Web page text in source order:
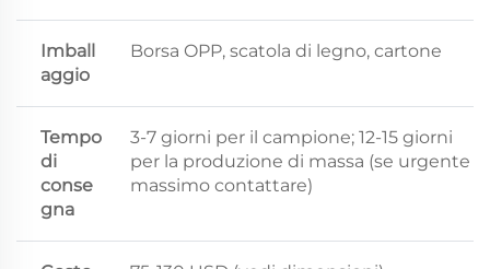
Imball
aggio
Borsa OPP, scatola di legno, cartone
Tempo
di
conse
gna
3-7 giorni per il campione; 12-15 giorni
per la produzione di massa (se urgente
massimo contattare)